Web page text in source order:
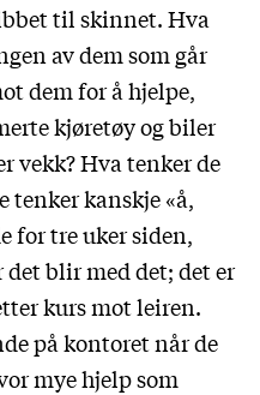
til skinnet. Hva
av dem som går
dem for å hjelpe,
kjøretøy og biler
vekk? Hva tenker de
tenker kanskje «å,
for tre uker siden,
blir med det; det er
kurs mot leiren.
på kontoret når de
mye hjelp som